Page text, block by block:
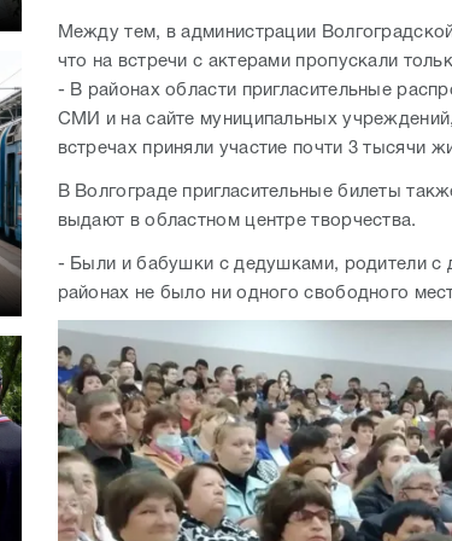
Между тем, в администрации
что на встречи с актерами пропускали
- В районах области пригласительные
СМИ и на сайте муниципальных
встречах приняли участие почти 3 тысячи
В Волгограде пригласительные билеты
выдают в областном центре творчества.
- Были и бабушки с дедушками, родители с
районах не было ни одного свободного